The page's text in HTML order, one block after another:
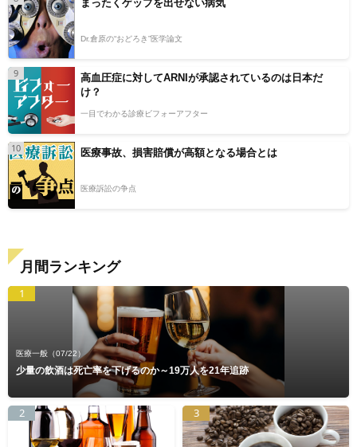
まったくゲップを出せない病気
Dr.倉原の“おどろき”医学論文
9
高血圧症に対してARNIが承認されているのは日本だ
け？
一目でわかる診療ビフォーアフター
10 医療事故、損害賠償が高額となる場合とは
医療訴訟の争点
月間ランキング
1
医療一般 （07/22）
少量の飲酒は死亡率を下げるのか～19万人を21年追跡
2 3